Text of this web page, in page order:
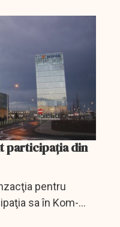
participația din
pentru
sa în Kom-
Oil Corporation